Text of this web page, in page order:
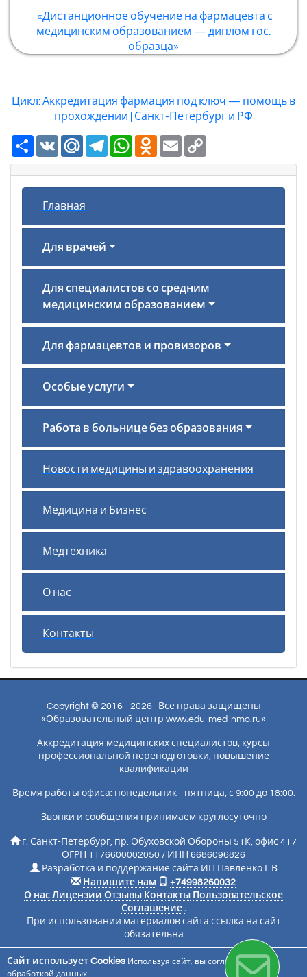
«Дистанционное обучение на фармацевта с
медицинским образованием — диплом гос.
образца»
Цикл: Аккредитация фармация под ключ — помощь в
прохождении | Санкт-Петербург и РФ
Ресурс
VK Mail.RuTelegramWhatsAppOdnoklassniki
Email
Главная
Для врачей
Для специалистов со средним
медицинским образованием
Для фармацевтов и провизоров
Особые услуги
Работа в больнице без образования
Новости медицины и здравоохранения
Медицина и Бизнес
Медтехника
О нас
Контакты
Copyright © 2016 - 2026 · Все права защищены
«Образовательный центр www.edu-med-nmo.ru»
Аккредитация медицинских специалистов, курсы
профессиональной переподготовки, повышение
квалификации
Время работы офиса: понедельник - пятница, с 9:00 до 18:00.
Звонки и сообщения принимаем круглосуточно
г. Санкт-Петербург, пр. Обуховской Обороны 51К, офис 417
ОГРН 1176600002050 / ИНН 6686096826
Разработка и поддержание сайта ИП Павленко Г.В
Напишите нам
+74998260032
О нас Лицензии Отзывы Контакты Пользовательское
Соглашение .
При использовании материалов сайта ссылка на сайт
обязательна
Подписаться на новости
Сайт использует Cookies Используя сайт, вы соглашаетесь с
обработкой данных.